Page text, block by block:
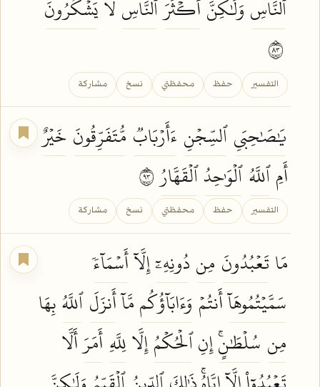
ٱلنَّاسِ وَلَٰكِنَّأَكۡثَرَٱلنَّاسِ لَايَشۡكُرُونَ
التفسير حفظ محفظتي نسخ مشاركة
يَٰصَٰحِبَيِٱلسِّجۡنِ ءَأَرۡبَابٞ مُّتَفَرِّقُونَ خَيۡرٌ
أَمِٱللَّهُٱلۡوَٰحِدُٱلۡقَهَّارُ
التفسير حفظ محفظتي نسخ مشاركة
مَا تَعۡبُدُونَ مِن دُونِهِۦٓإِلَّآأَسۡمَآءٗ
سَمَّيۡتُمُوهَآأَنتُمۡ وَءَابَآؤُكُممَّآأَنزَلَ ٱللَّهُبِهَا
مِن سُلۡطَٰنٍۚإِنِٱلۡحُكۡمُإِلَّالِلَّهِ أَمَرَأَلَّا